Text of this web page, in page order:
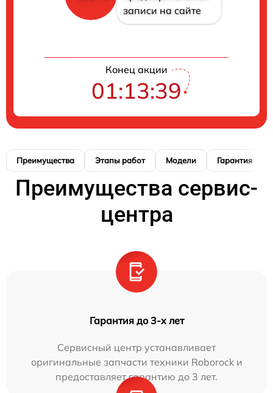
записи на сайте
Конец акции
01:13:38
Преимущества Этапы работ Модели Гарантия
Преимущества сервис-
центра
Гарантия до 3-х лет
Сервисный центр устанавливает
оригинальные запчасти техники Roborock и
предоставляет гарантию до 3 лет.